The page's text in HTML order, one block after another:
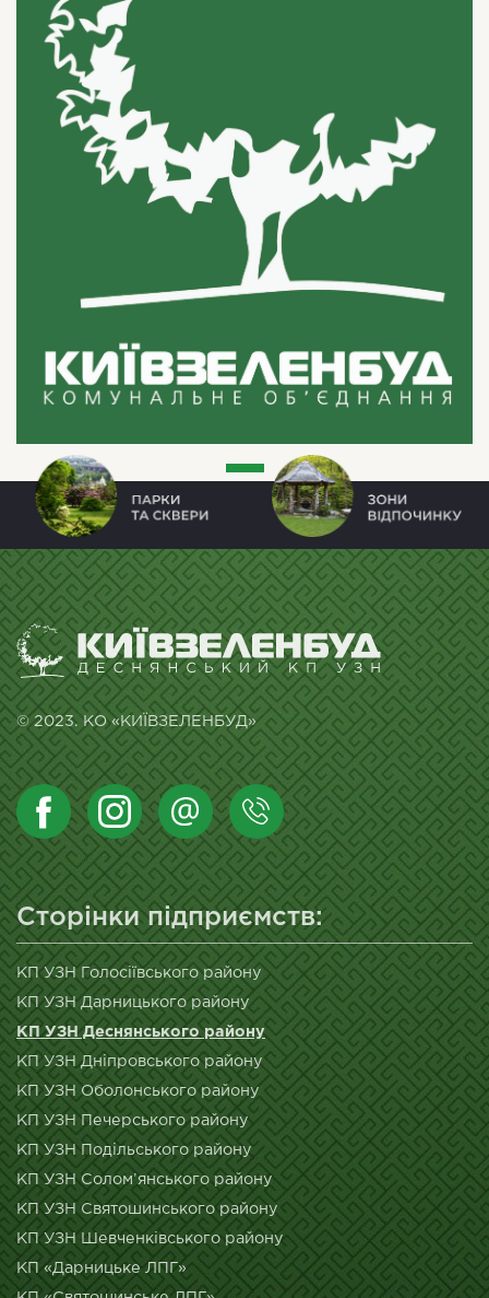
© 2023. КО «КИЇВЗЕЛЕНБУД»
Сторінки підприємств:
КП УЗН Голосіївського району
КП УЗН Дарницького району
КП УЗН Деснянського району
КП УЗН Дніпровського району
КП УЗН Оболонського району
КП УЗН Печерського району
КП УЗН Подільського району
КП УЗН Солом’янського району
КП УЗН Святошинського району
КП УЗН Шевченківського району
КП «Дарницьке ЛПГ»